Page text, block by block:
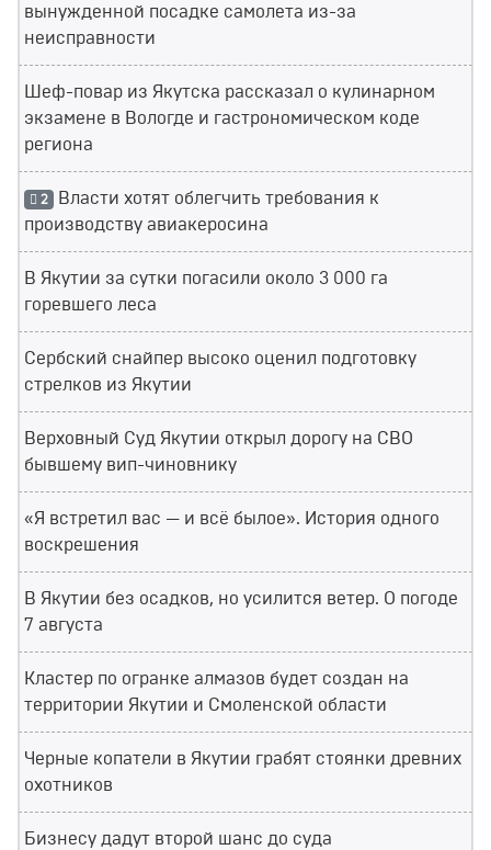
вынужденной посадке самолета из-за
неисправности
Шеф-повар из Якутска рассказал о кулинарном
экзамене в Вологде и гастрономическом коде
региона
2 Власти хотят облегчить требования к
производству авиакеросина
В Якутии за сутки погасили около 3 000 га
горевшего леса
Сербский снайпер высоко оценил подготовку
стрелков из Якутии
Верховный Суд Якутии открыл дорогу на СВО
бывшему вип-чиновнику
«Я встретил вас — и всё былое». История одного
воскрешения
В Якутии без осадков, но усилится ветер. О погоде
7 августа
Кластер по огранке алмазов будет создан на
территории Якутии и Смоленской области
Черные копатели в Якутии грабят стоянки древних
охотников
Бизнесу дадут второй шанс до суда